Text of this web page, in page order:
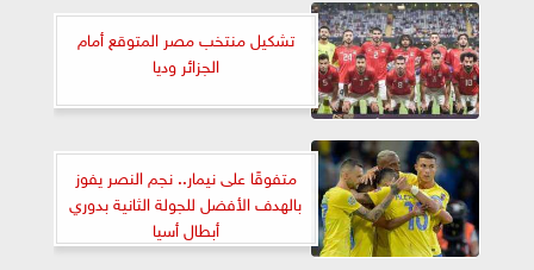
تشكيل منتخب مصر المتوقع أمام
الجزائر وديا
متفوقًا على نيمار.. نجم النصر يفوز
بالهدف الأفضل للجولة الثانية بدوري
أبطال أسيا